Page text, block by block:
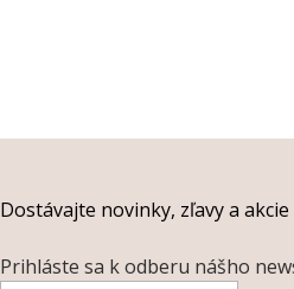
Dostávajte novinky, zľavy a akcie
Prihláste sa k odberu nášho